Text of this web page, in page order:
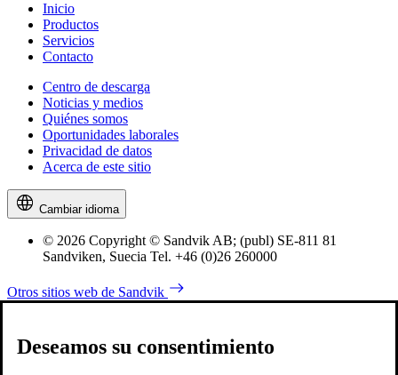
Inicio
Productos
Servicios
Contacto
Centro de descarga
Noticias y medios
Quiénes somos
Oportunidades laborales
Privacidad de datos
Acerca de este sitio
Cambiar idioma
© 2026 Copyright © Sandvik AB; (publ) SE-811 81
Sandviken, Suecia Tel. +46 (0)26 260000
Otros sitios web de Sandvik
Deseamos su consentimiento